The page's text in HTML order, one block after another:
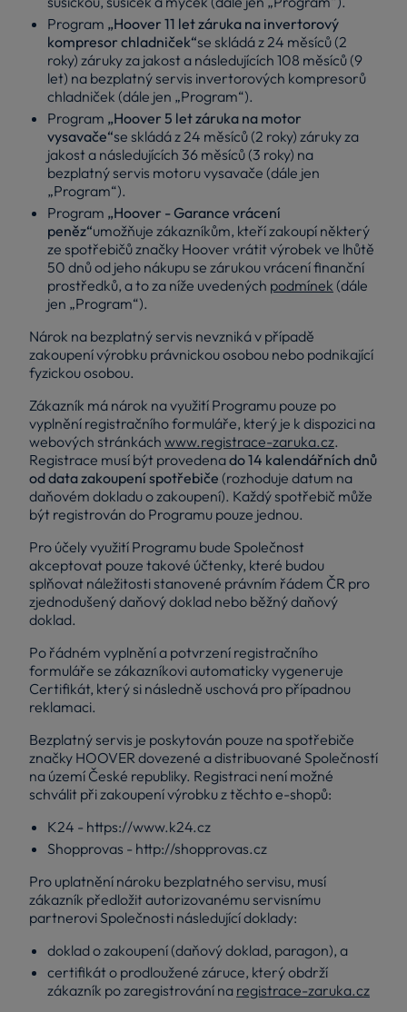
Program „Hoover 11 let záruka na invertorový
kompresor chladniček“se skládá z 24 měsíců (2
roky) záruky za jakost a následujících 108 měsíců (9
let) na bezplatný servis invertorových kompresorů
chladniček (dále jen „Program“).
Program „Hoover 5 let záruka na motor
vysavače“se skládá z 24 měsíců (2 roky) záruky za
jakost a následujících 36 měsíců (3 roky) na
bezplatný servis motoru vysavače (dále jen
„Program“).
Program „Hoover - Garance vrácení
peněz“umožňuje zákazníkům, kteří zakoupí některý
ze spotřebičů značky Hoover vrátit výrobek ve lhůtě
50 dnů od jeho nákupu se zárukou vrácení finanční
prostředků, a to za níže uvedených podmínek (dále
jen „Program“).
Nárok na bezplatný servis nevzniká v případě
zakoupení výrobku právnickou osobou nebo podnikající
fyzickou osobou.
Zákazník má nárok na využití Programu pouze po
vyplnění registračního formuláře, který je k dispozici na
webových stránkách www.registrace-zaruka.cz.
Registrace musí být provedenado 14 kalendářních dnů
od data zakoupení spotřebiče (rozhoduje datum na
daňovém dokladu o zakoupení). Každý spotřebič může
být registrován do Programu pouze jednou.
Pro účely využití Programu bude Společnost
akceptovat pouze takové účtenky, které budou
splňovat náležitosti stanovené právním řádem ČR pro
zjednodušený daňový doklad nebo běžný daňový
doklad.
Po řádném vyplnění a potvrzení registračního
formuláře se zákazníkovi automaticky vygeneruje
Certifikát, který si následně uschová pro případnou
reklamaci.
Bezplatný servis je poskytován pouze na spotřebiče
značky HOOVER dovezené a distribuované Společností
na území České republiky. Registraci není možné
schválit při zakoupení výrobku z těchto e-shopů:
K24 - https://www.k24.cz
Shopprovas - http://shopprovas.cz
Pro uplatnění nároku bezplatného servisu, musí
zákazník předložit autorizovanému servisnímu
partnerovi Společnosti následující doklady:
doklad o zakoupení (daňový doklad, paragon), a
certifikát o prodloužené záruce, který obdrží
zákazník po zaregistrování na registrace-zaruka.cz